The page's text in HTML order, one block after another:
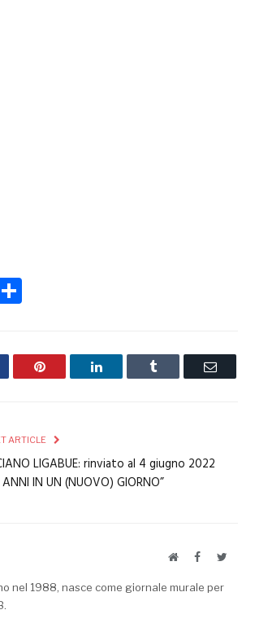
Pinterest LinkedIn Tumblr Email
ARTICLE
LIGABUE: rinviato al 4 giugno 2022
IN UN (NUOVO) GIORNO”
WebsiteFacebookTwitter
nel 1988, nasce come giornale murale per